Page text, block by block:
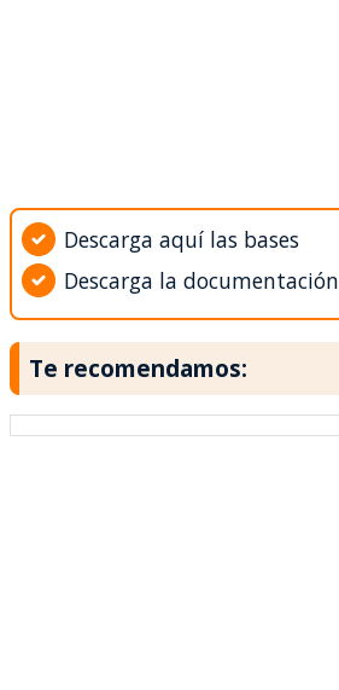
Descarga aquí las bases
Descarga la documentación
Te recomendamos: